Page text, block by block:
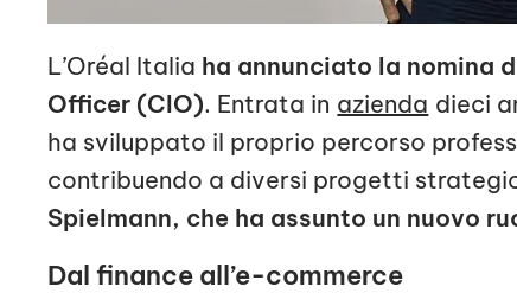
L’Oréal Italia ha annunciato la nomina
Officer (CIO). Entrata in azienda dieci
ha sviluppato il proprio percorso
contribuendo a diversi progetti
Spielmann, che ha assunto un nuovo
Dal finance all’e-commerce